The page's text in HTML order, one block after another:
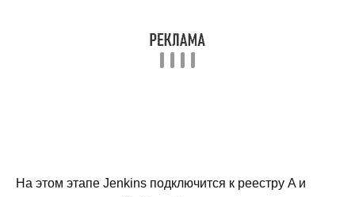
На этом этапе Jenkins подключится к реестру A и